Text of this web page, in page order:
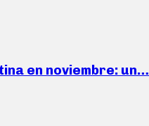
en noviembre: un…